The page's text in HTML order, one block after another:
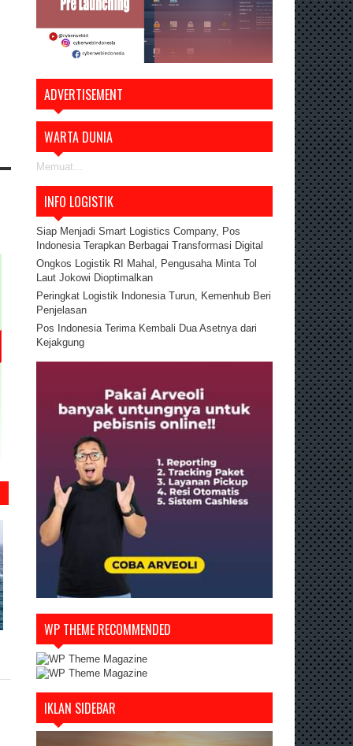
ADVERTISEMENT
WARTA DUNIA
Memuat...
INFO LOGISTIK
Siap Menjadi Smart Logistics Company, Pos
Indonesia Terapkan Berbagai Transformasi Digital
Ongkos Logistik RI Mahal, Pengusaha Minta Tol
Laut Jokowi Dioptimalkan
Peringkat Logistik Indonesia Turun, Kemenhub Beri
Penjelasan
Pos Indonesia Terima Kembali Dua Asetnya dari
Kejakgung
WP THEME RECOMMENDED
IKLAN SIDEBAR